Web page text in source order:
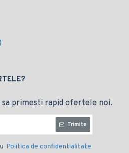
sa primesti rapid ofertele noi.
Trimite
Politica de confidentialitate